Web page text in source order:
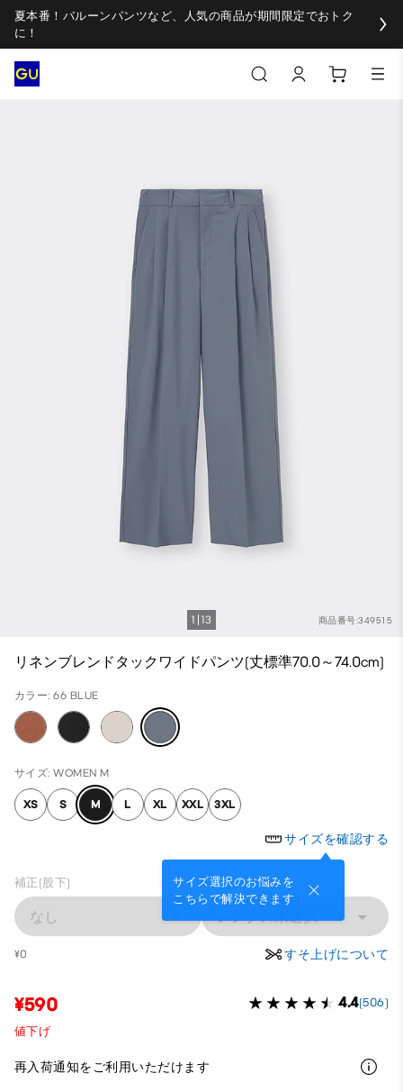
夏本番！バルーンパンツなど、人気の商品が期間限定でおトク
に！
商品番号:349515
1 13
リネンブレンドタックワイドパンツ(丈標準70.0～74.0cm)
カラー: 66 BLUE
サイズ: WOMEN M
XS S M L XL XXL 3XL
サイズを確認する
サイズ選択のお悩みを
こちらで解決できます
補正(股下)
なし レングス未選択
¥0 すそ上げについて
¥590 4.4(506)
値下げ
再入荷通知をご利用いただけます